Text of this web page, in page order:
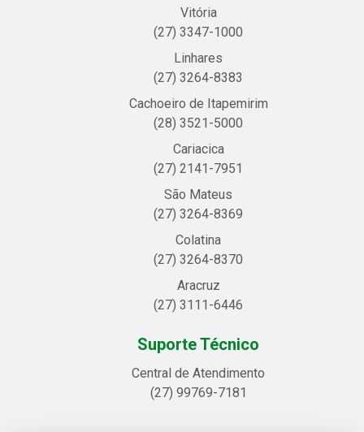
Vitória
(27) 3347-1000
Linhares
(27) 3264-8383
Cachoeiro de Itapemirim
(28) 3521-5000
Cariacica
(27) 2141-7951
São Mateus
(27) 3264-8369
Colatina
(27) 3264-8370
Aracruz
(27) 3111-6446
Suporte Técnico
Central de Atendimento
(27) 99769-7181